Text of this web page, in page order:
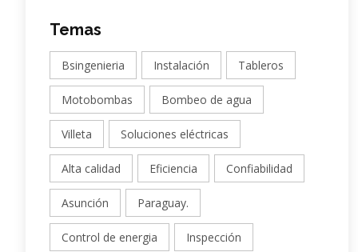
Temas
Bsingenieria Instalación Tableros
Motobombas Bombeo de agua
Villeta Soluciones eléctricas
Alta calidad Eficiencia Confiabilidad
Asunción Paraguay.
Control de energia Inspección